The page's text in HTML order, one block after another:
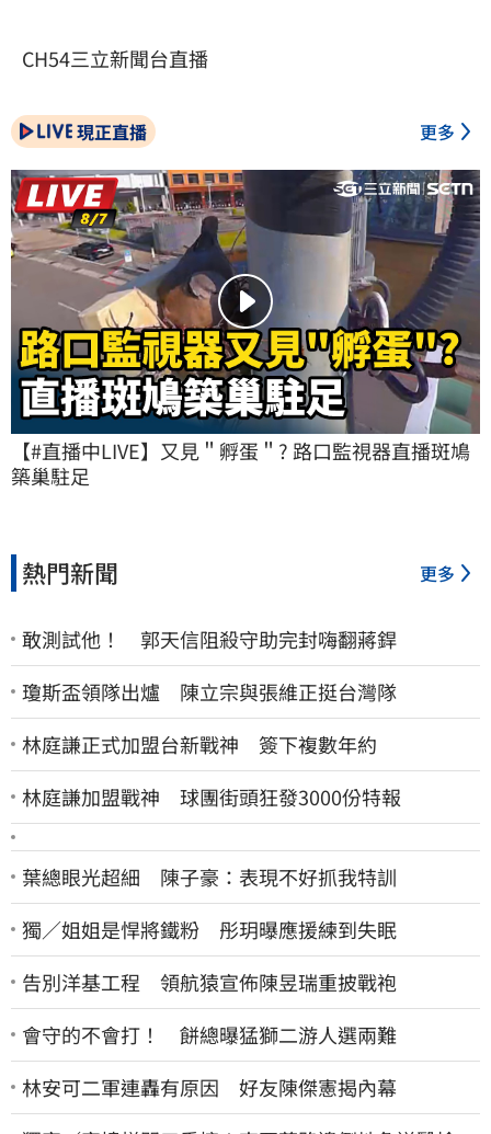
CH54三立新聞台直播
現正直播 更多
【#直播中LIVE】又見＂孵蛋＂? 路口監視器直播斑鳩
築巢駐足
熱門新聞 更多
敢測試他！ 郭天信阻殺守助完封嗨翻蔣銲
瓊斯盃領隊出爐 陳立宗與張維正挺台灣隊
林庭謙正式加盟台新戰神 簽下複數年約
林庭謙加盟戰神 球團街頭狂發3000份特報
葉總眼光超細 陳子豪：表現不好抓我特訓
獨／姐姐是悍將鐵粉 彤玥曝應援練到失眠
告別洋基工程 領航猿宣佈陳昱瑞重披戰袍
會守的不會打！ 餅總曝猛獅二游人選兩難
林安可二軍連轟有原因 好友陳傑憲揭內幕